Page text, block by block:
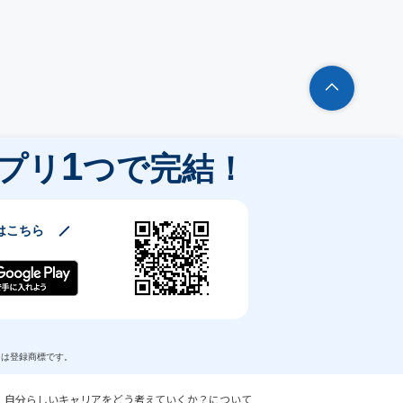
リ 1つで完結！
こちら
登録商標です。
分らしいキャリアをどう考えていくか？について